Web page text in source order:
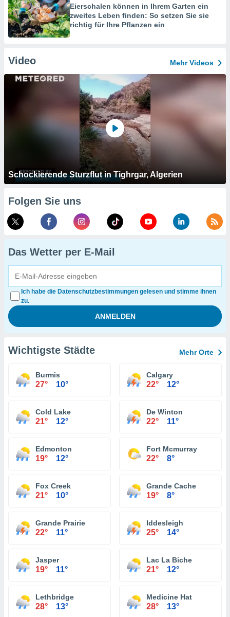
Eierschalen können in Ihrem Garten ein
zweites Leben finden: So setzen Sie sie
richtig für Ihre Pflanzen ein
Video Mehr Videos
Schockierende Sturzflut in Tighrgar, Algerien
Folgen Sie uns
Das Wetter per E-Mail
Ich habe die Datenschutzbestimmungen gelesen und stimme ihnen
zu.
Wichtigste Städte Mehr Orte
Burmis
27° 10°
Calgary
22° 12°
Cold Lake
21° 12°
De Winton
22° 11°
Edmonton
19° 12°
Fort Mcmurray
22° 8°
Fox Creek
21° 10°
Grande Cache
19° 8°
Grande Prairie
22° 11°
Iddesleigh
25° 14°
Jasper
19° 11°
Lac La Biche
21° 12°
Lethbridge
28° 13°
Medicine Hat
28° 13°